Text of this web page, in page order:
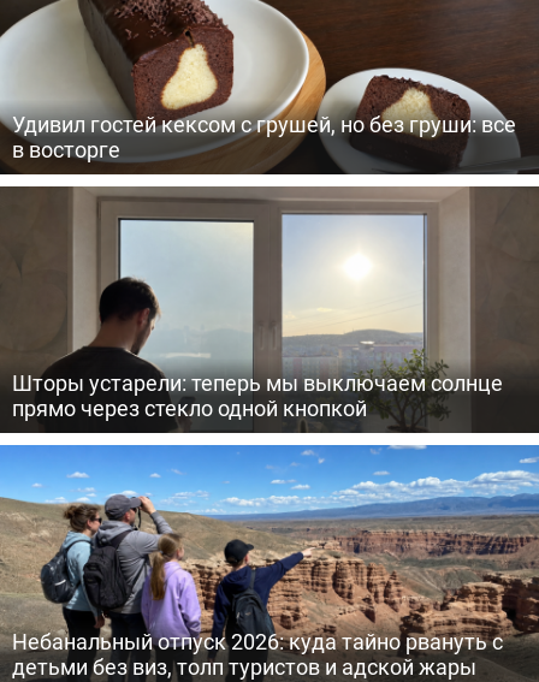
Удивил гостей кексом с грушей, но без груши: все
в восторге
Шторы устарели: теперь мы выключаем солнце
прямо через стекло одной кнопкой
Небанальный отпуск 2026: куда тайно рвануть с
детьми без виз, толп туристов и адской жары